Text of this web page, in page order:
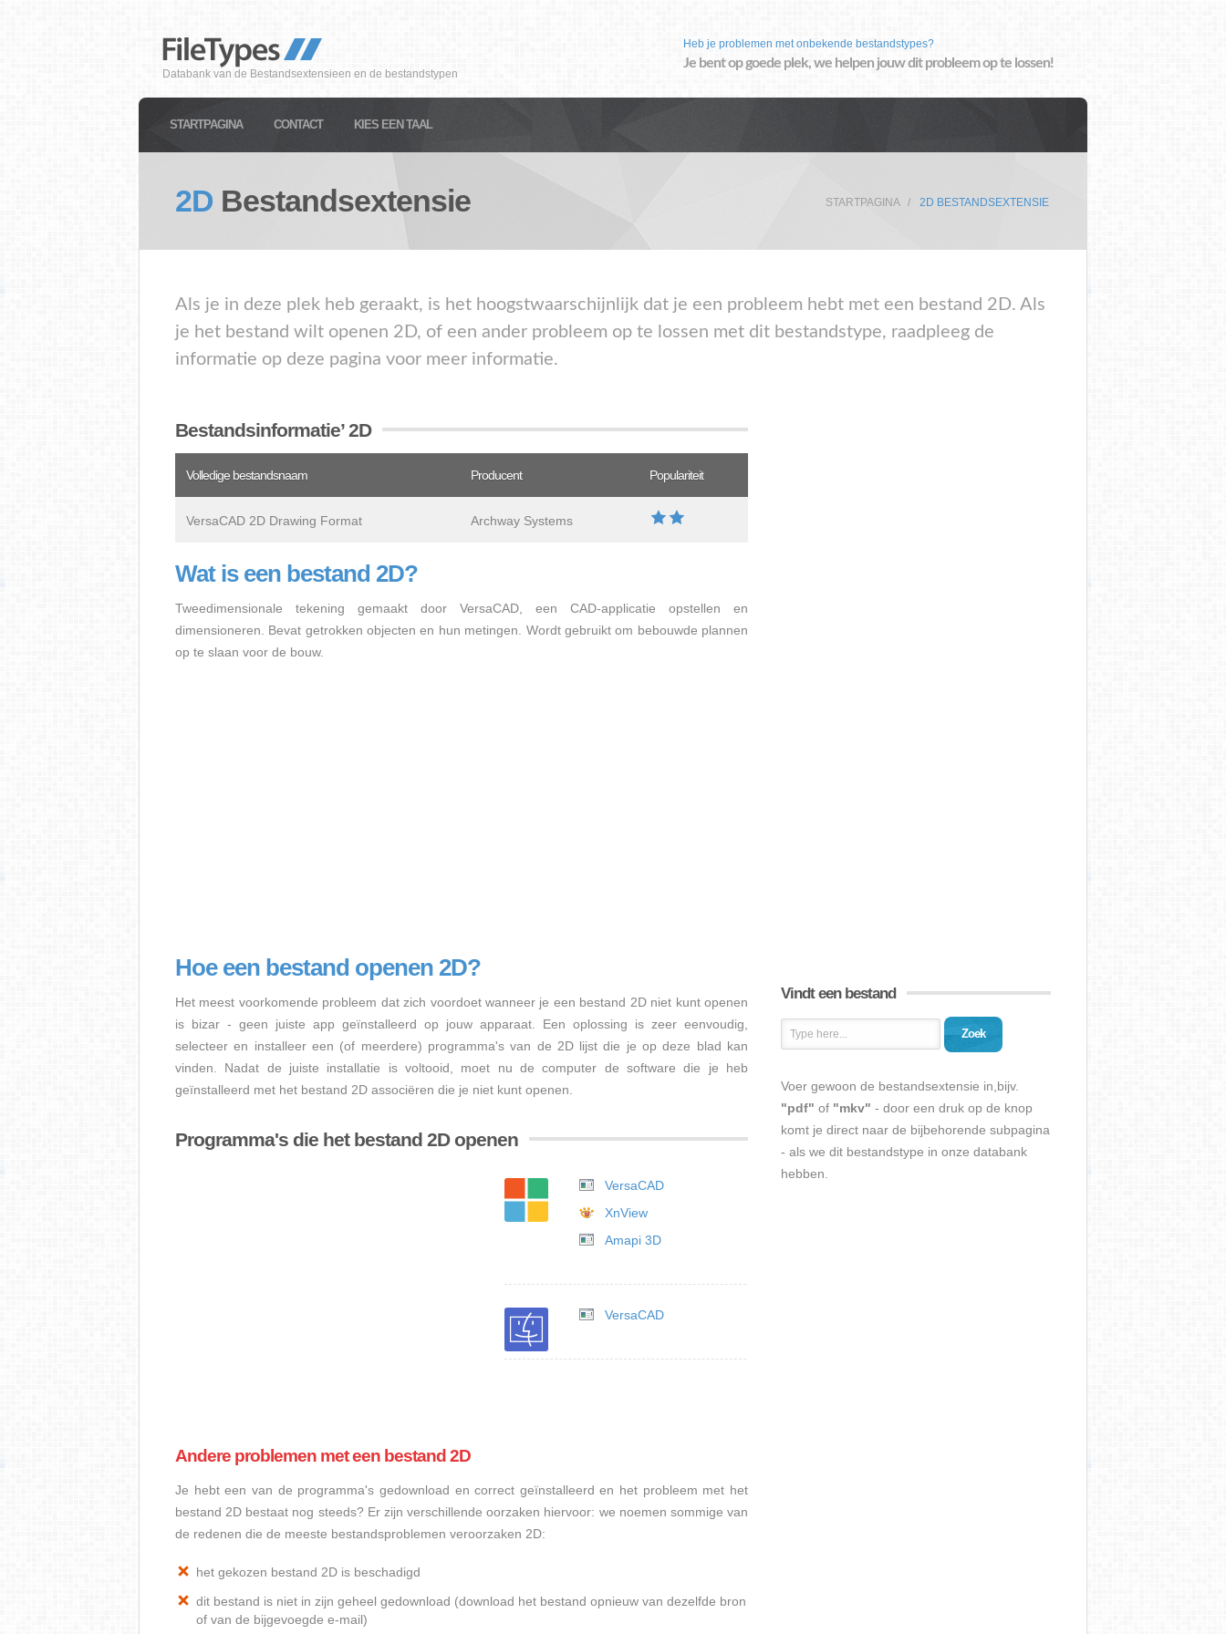
Databank van de Bestandsextensieen en de bestandstypen
Heb je problemen met onbekende bestandstypes?
Je bent op goede plek, we helpen jouw dit probleem op te lossen!
STARTPAGINA CONTACT KIES EEN TAAL
2D Bestandsextensie STARTPAGINA 2D BESTANDSEXTENSIE
Als je in deze plek heb geraakt, is het hoogstwaarschijnlijk dat je een probleem hebt met een bestand 2D. Als
je het bestand wilt openen 2D, of een ander probleem op te lossen met dit bestandstype, raadpleeg de
informatie op deze pagina voor meer informatie.
Bestandsinformatie’ 2D
Volledige bestandsnaam Producent Populariteit
VersaCAD 2D Drawing Format Archway Systems
Wat is een bestand 2D?
Tweedimensionale tekening gemaakt door VersaCAD, een CAD-applicatie opstellen en
dimensioneren. Bevat getrokken objecten en hun metingen. Wordt gebruikt om bebouwde plannen
op te slaan voor de bouw.
Hoe een bestand openen 2D?
Het meest voorkomende probleem dat zich voordoet wanneer je een bestand 2D niet kunt openen
is bizar - geen juiste app geïnstalleerd op jouw apparaat. Een oplossing is zeer eenvoudig,
selecteer en installeer een (of meerdere) programma's van de 2D lijst die je op deze blad kan
vinden. Nadat de juiste installatie is voltooid, moet nu de computer de software die je heb
geïnstalleerd met het bestand 2D associëren die je niet kunt openen.
Programma's die het bestand 2D openen
VersaCAD
XnView
Amapi 3D
VersaCAD
Andere problemen met een bestand 2D
Je hebt een van de programma's gedownload en correct geïnstalleerd en het probleem met het
bestand 2D bestaat nog steeds? Er zijn verschillende oorzaken hiervoor: we noemen sommige van
de redenen die de meeste bestandsproblemen veroorzaken 2D:
het gekozen bestand 2D is beschadigd
dit bestand is niet in zijn geheel gedownload (download het bestand opnieuw van dezelfde bron
of van de bijgevoegde e-mail)
Vindt een bestand
Zoek
Voer gewoon de bestandsextensie in,bijv.
"pdf" of "mkv" - door een druk op de knop
komt je direct naar de bijbehorende subpagina
- als we dit bestandstype in onze databank
hebben.